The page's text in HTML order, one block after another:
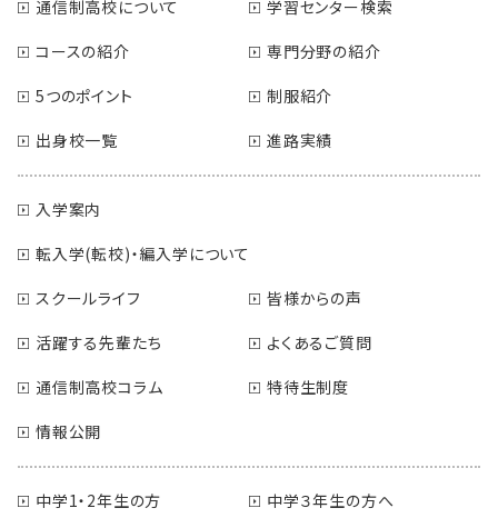
通信制高校について
学習センター検索
コースの紹介
専門分野の紹介
5つのポイント
制服紹介
出身校一覧
進路実績
入学案内
転入学(転校)・編入学について
スクールライフ
皆様からの声
活躍する先輩たち
よくあるご質問
通信制高校コラム
特待生制度
情報公開
中学1・2年生の方 中学３年生の方へ